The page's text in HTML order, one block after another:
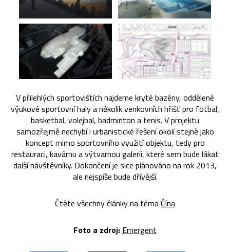
V přilehlých sportovištích najdeme kryté bazény, oddělené
výukové sportovní haly a několik venkovních hřišť pro fotbal,
basketbal, volejbal, badminton a tenis. V projektu
samozřejmě nechybí i urbanistické řešení okolí stejně jako
koncept mimo sportovního využití objektu, tedy pro
restauraci, kavárnu a výtvarnou galerii, které sem bude lákat
další návštěvníky. Dokončení je sice plánováno na rok 2013,
ale nejspíše bude dřívější.
Čtěte všechny články na téma Čína
Foto a zdroj: Emergent